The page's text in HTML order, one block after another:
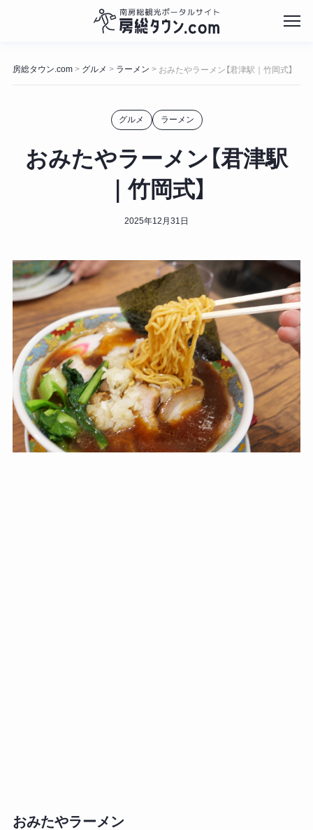
ン
テ
房総タウン.com> グルメ > ラーメン > おみたやラーメン【君津駅｜竹岡式】
グルメ ラーメン
おみたやラーメン【君津駅
｜竹岡式】
2025年12月31日
おみたやラーメン